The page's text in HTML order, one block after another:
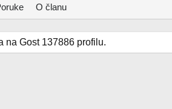
O članu
na Gost 137886 profilu.